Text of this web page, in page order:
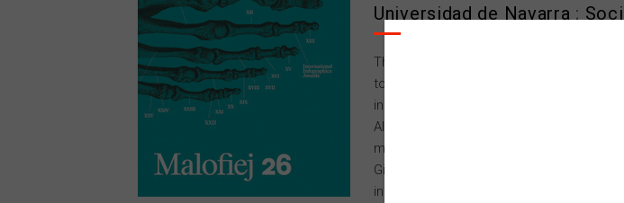
Universidad de Navarra ;
The Malofiej 26 book includes the
together with a number of articles like an
infographic of Picasso published in
Alberto Lucas-López; an article abut the
masterpieces and authors in the world of
Gil; an article of John Emslie, an amazing
infographics, best known for his